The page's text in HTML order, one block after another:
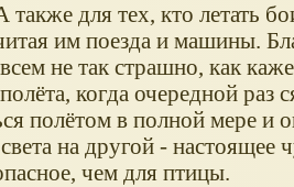
также для тех, кто летать
им поезда и машины.
не так страшно, как
когда очередной раз
полётом в полной мере и
на другой - настоящее
чем для птицы.